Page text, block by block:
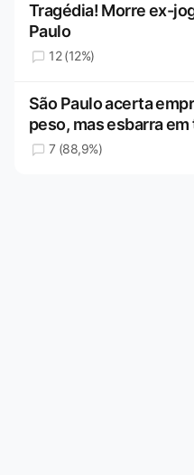
Tragédia! Morre ex-
Paulo
12 (12%)
São Paulo acerta
peso, mas esbarra
7 (88,9%)